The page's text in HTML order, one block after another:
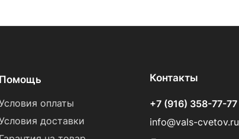
Помощь
оплаты
доставки
Контакты
+7 (916) 358-77-77
info@vals-cvetov.ru